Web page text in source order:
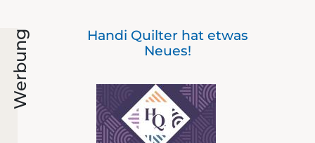
Werbung
bis
Handi Quilter hat etwas
Neues!